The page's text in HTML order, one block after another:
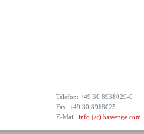
Telefon: +49 30 8938029-0
Fax: +49 30 8918025
E-Mail: info (at) bassenge.com